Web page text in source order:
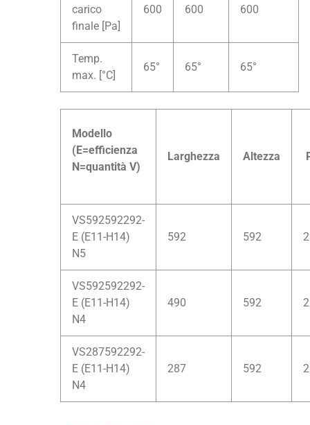
carico
finale [Pa]
600 600 600
Temp.
max. [°C]
65° 65° 65°
Modello
(E=efficienza
N=quantità V)
Larghezza Altezza
VS592592292-
E (E11-H14)
N5
592 592
VS592592292-
E (E11-H14)
N4
490 592
VS287592292-
E (E11-H14)
N4
287 592